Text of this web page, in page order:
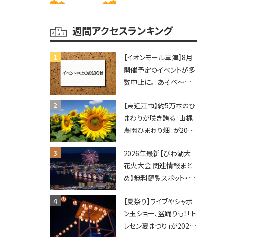
2026！親子で楽しもう
♪inピエリ守山
週間アクセスランキング
【イオンモール草津】8月
開催予定のイベントが多
数中止に。「あそべ〜る
ショーなど
【東近江市】約5万本のひ
まわりが咲き誇る「山梶
農園ひまわり畑」が2026
ポットやキッチンカーも
登場！何度も入園できる
フリーパスも販売★
2026年最新【びわ湖大
花火大会 関連情報まと
め】無料観覧スポット・同
ップ・交通規制に近隣施
設の駐車場情報なども
要チェック★
【夏祭り】ライブやシャボ
ン玉ショー、盆踊りも！「ト
レセン夏まつり」が2026